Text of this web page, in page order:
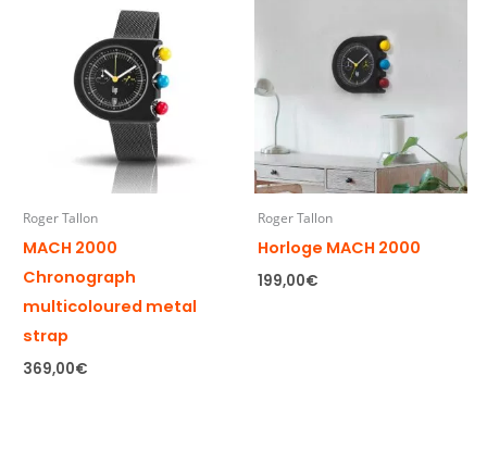
Roger Tallon
MACH 2000
Chronograph
multicoloured metal
strap
369,00€
Roger Tallon
Horloge MACH 2000
199,00€